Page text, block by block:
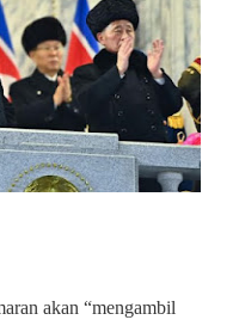
akan “mengambil